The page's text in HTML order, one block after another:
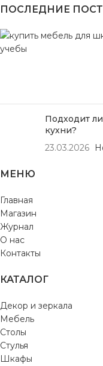
ПОСЛЕДНИЕ
Подходит
кухни?
23.03.2026
МЕНЮ
Главная
Магазин
Журнал
О нас
Контакты
КАТАЛОГ
Декор и зеркала
Мебель
Столы
Стулья
Шкафы